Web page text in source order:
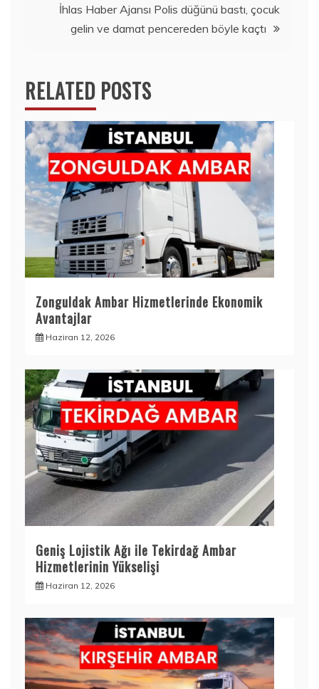
İhlas Haber Ajansı Polis düğünü bastı, çocuk
gelin ve damat pencereden böyle kaçtı
RELATED POSTS
Zonguldak Ambar Hizmetlerinde Ekonomik
Avantajlar
Haziran 12, 2026
Geniş Lojistik Ağı ile Tekirdağ Ambar
Hizmetlerinin Yükselişi
Haziran 12, 2026